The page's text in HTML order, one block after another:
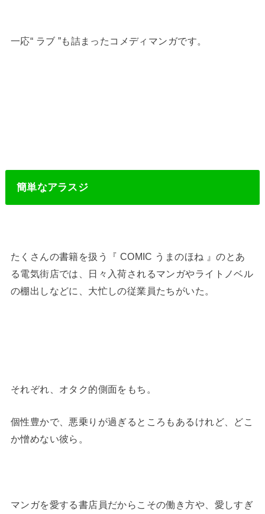
一応“ ラブ ”も詰まったコメディマンガです。
簡単なアラスジ
たくさんの書籍を扱う『 COMIC うまのほね 』のとあ
る電気街店では、日々入荷されるマンガやライトノベル
の棚出しなどに、大忙しの従業員たちがいた。
それぞれ、オタク的側面をもち。
個性豊かで、悪乗りが過ぎるところもあるけれど、どこ
か憎めない彼ら。
マンガを愛する書店員だからこその働き方や、愛しすぎ